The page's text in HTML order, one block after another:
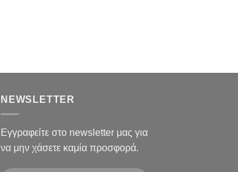
NEWSLETTER
Εγγραφείτε στο newsletter μας για
να μην χάσετε καμία προσφορά.